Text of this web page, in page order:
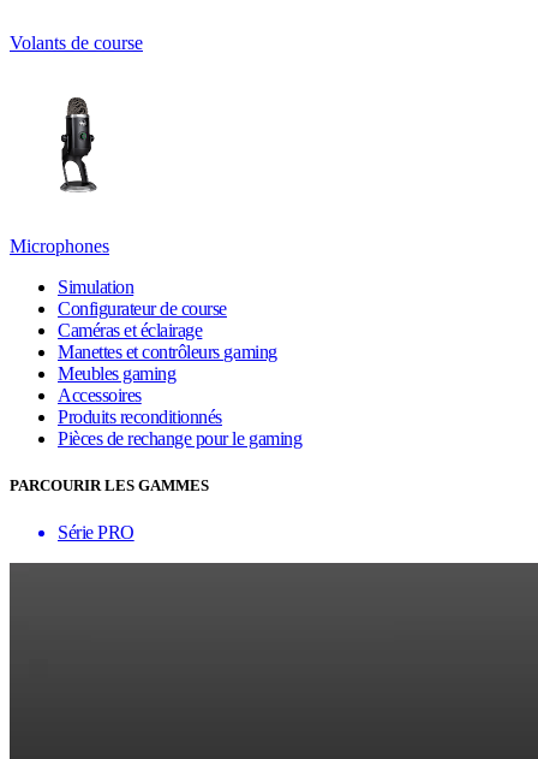
Volants de course
Microphones
Simulation
Configurateur de course
Caméras et éclairage
Manettes et contrôleurs gaming
Meubles gaming
Accessoires
Produits reconditionnés
Pièces de rechange pour le gaming
PARCOURIR LES GAMMES
Série PRO